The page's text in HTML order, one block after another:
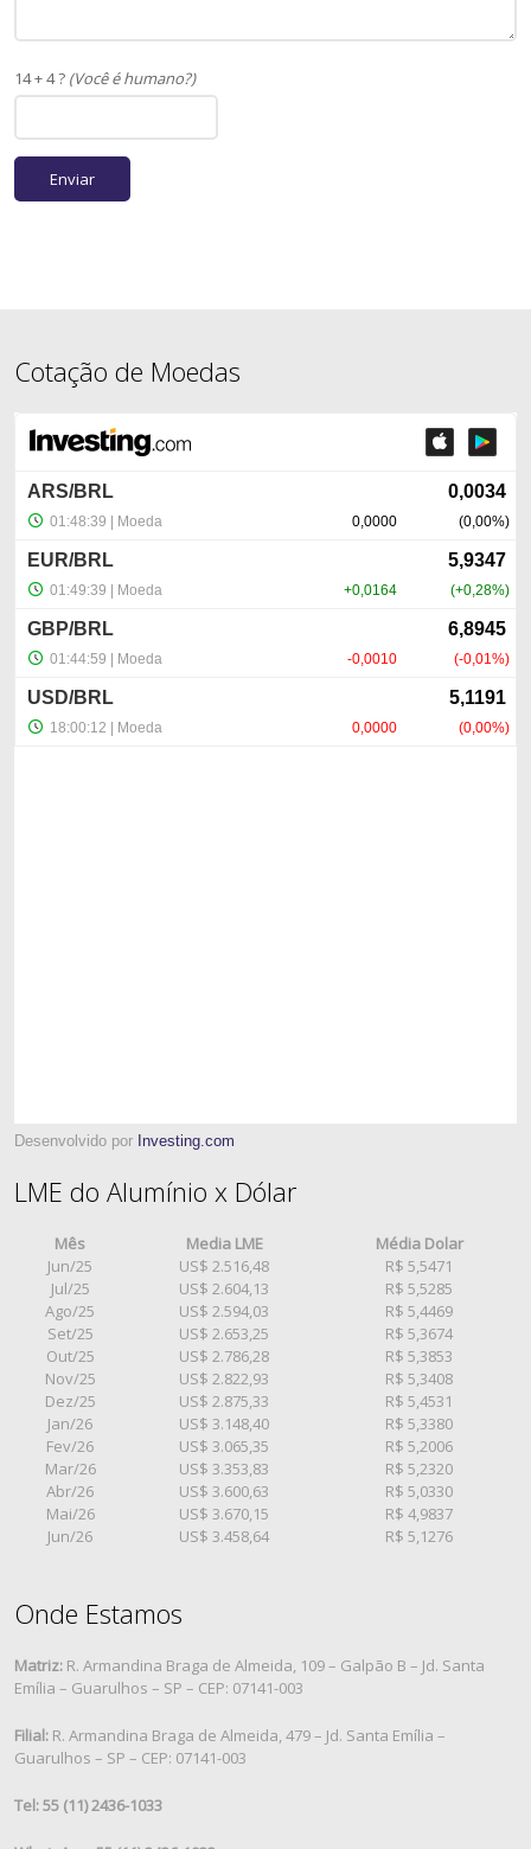
14 + 4 ? (Você é humano?)
Cotação de Moedas
Desenvolvido por Investing.com
LME do Alumínio x Dólar
Mês Media LME
Média Dolar
Jun/25
US$ 2.516,48
R$ 5,5471
Jul/25
US$ 2.604,13
R$ 5,5285
Ago/25
US$ 2.594,03
R$ 5,4469
Set/25
US$ 2.653,25
R$ 5,3674
Out/25
US$ 2.786,28
R$ 5,3853
Nov/25
US$ 2.822,93
R$ 5,3408
Dez/25
US$ 2.875,33
R$ 5,4531
Jan/26
US$ 3.148,40
R$ 5,3380
Fev/26
US$ 3.065,35
R$ 5,2006
Mar/26
US$ 3.353,83
R$ 5,2320
Abr/26
US$ 3.600,63
R$ 5,0330
Mai/26
US$ 3.670,15
R$ 4,9837
Jun/26
US$ 3.458,64 R$ 5,1276
Onde Estamos
Matriz: R. Armandina Braga de Almeida, 109 – Galpão B – Jd. Santa
Emília – Guarulhos – SP – CEP: 07141-003
Filial: R. Armandina Braga de Almeida, 479 – Jd. Santa Emília –
Guarulhos – SP – CEP: 07141-003
Tel: 55 (11) 2436-1033